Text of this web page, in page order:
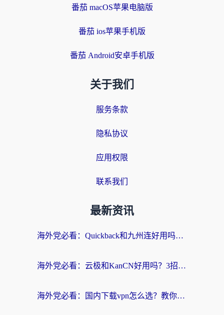
番茄 macOS苹果电脑版
番茄 ios苹果手机版
番茄 Android安卓手机版
关于我们
服务条款
隐私协议
应用权限
联系我们
最新资讯
海外党必看：Quickback和九州连好用吗？3步选对回国加速器实现无缝刷国内资源
海外党必看：云极和KanCN好用吗？3招教你选对回国加速器（附免费VPN避坑指南）
海外党必看：国内下载vpn怎么选？教你无缝访问国内资源的实用指南